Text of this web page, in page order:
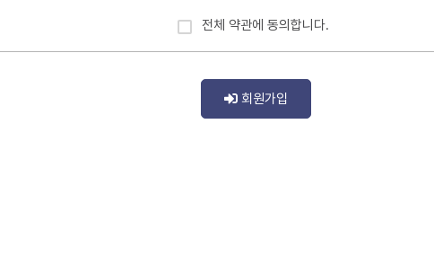
은 사항은 전기통신기본법, 전기통신사업법 및 기타 관련법령의 규정에 따릅니다.
보를 다음의 목적을 위해 활용합니다.
개인정보 수집 시 법정 대리인 동의여부 확인
전체 약관에 동의합니다.
회원가입